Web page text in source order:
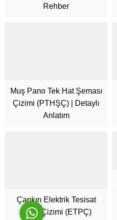
Rehber
Muş Pano Tek Hat Şeması
Çizimi (PTHŞÇ) | Detaylı
Anlatım
Çankırı Elektrik Tesisat
Proje Çizimi (ETPÇ)
Cüneyt Bey